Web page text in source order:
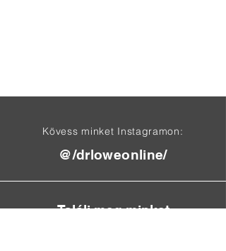
Kövess minket Instagramon:
@/drloweonline/
Találj meg minket